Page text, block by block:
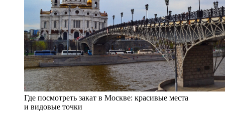
Где посмотреть закат в Москве: красивые места
и видовые точки